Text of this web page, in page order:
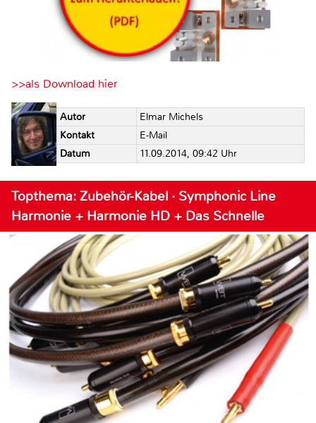
>>als Download hier
Autor
Elmar Michels
Kontakt
E-Mail
Datum
11.09.2014, 09:42 Uhr
Topthema: Zubehör-Kabel · Symphonic Line
Harmonie + Harmonie HD + Das Schnelle